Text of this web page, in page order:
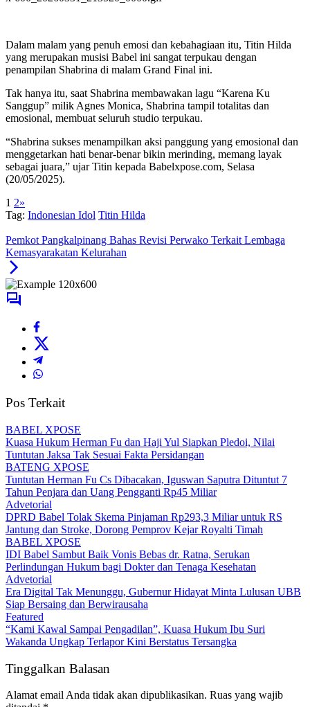
Dalam malam yang penuh emosi dan kebahagiaan itu, Titin Hilda
yang merupakan musisi Babel ini sangat terpukau dengan
penampilan Shabrina di malam Grand Final ini.
Tak hanya itu, saat Shabrina membawakan lagu “Karena Ku
Sanggup” milik Agnes Monica, Shabrina tampil totalitas dan
emosional, membuat seluruh studio terpukau.
“Shabrina sukses menampilkan aksi panggung yang emosional dan
menggetarkan hati benar-benar bikin merinding, memang layak
sebagai juara,” ujar Titin kepada Babelxpose.com, Selasa
(20/05/2025).
1 2»
Tag: Indonesian Idol Titin Hilda
Pemkot Pangkalpinang Bahas Revisi Perwako Terkait Lembaga
Kemasyarakatan Kelurahan
Pos Terkait
BABEL XPOSE
Kuasa Hukum Herman Fu dan Haji Yul Siapkan Pledoi, Nilai
Tuntutan Jaksa Tak Sesuai Fakta Persidangan
BATENG XPOSE
Tuntutan Herman Fu Cs Dibacakan, Iguswan Saputra Dituntut 7
Tahun Penjara dan Uang Pengganti Rp45 Miliar
Advetorial
DPRD Babel Tolak Skema Pinjaman Rp293,3 Miliar untuk RS
Jantung dan Stroke, Dorong Pemprov Kejar Royalti Timah
BABEL XPOSE
IDI Babel Sambut Baik Vonis Bebas dr. Ratna, Serukan
Perlindungan Hukum bagi Dokter dan Tenaga Kesehatan
Advetorial
Era Digital Tak Menunggu, Gubernur Hidayat Minta Lulusan UBB
Siap Bersaing dan Berwirausaha
Featured
“Kami Kawal Sampai Pengadilan”, Kuasa Hukum Ibu Suri
Wakanda Ungkap Terlapor Kini Berstatus Tersangka
Tinggalkan Balasan
Alamat email Anda tidak akan dipublikasikan. Ruas yang wajib